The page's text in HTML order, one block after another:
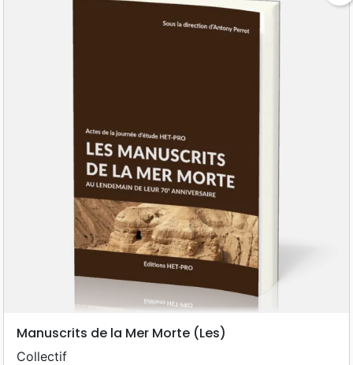
Manuscrits de la Mer Morte (Les)
Collectif